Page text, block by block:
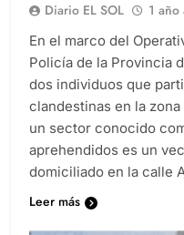
Diario EL SOL 1 año
En el marco del
Policía de la Provincia
dos individuos que
clandestinas en la
un sector conocido
aprehendidos es un
domiciliado en la calle
Leer más